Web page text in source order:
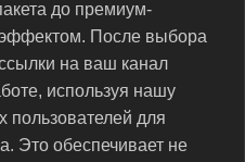
до премиум-
После выбора
на ваш канал
используя нашу
пользователей для
Это обеспечивает не